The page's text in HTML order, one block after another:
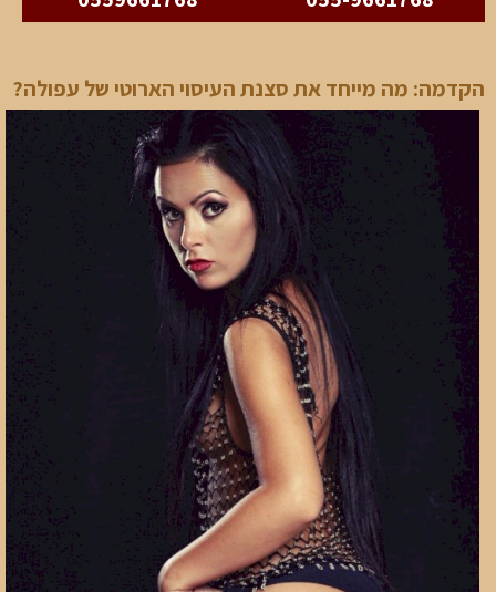
הקדמה: מה מייחד את סצנת העיסוי הארוטי של עפולה?